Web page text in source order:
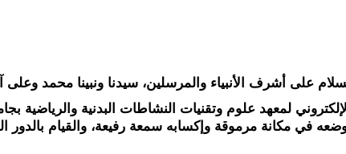
على أشرف الأنبياء والمرسلين، سيدنا ونبينا محمد
لمعهد علوم وتقنيات النشاطات البدنية والرياضية
في مكانة مرموقة وإكسابه سمعة رفيعة، والقيام بالدور